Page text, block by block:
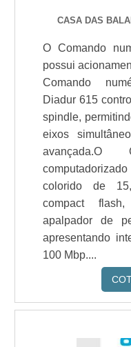
CASA DAS
O Comando
possui
Comando
Diadur 615
spindle,
eixos
avançada.O
colorido de
compact
apalpador de
apresentando
100 Mbp....